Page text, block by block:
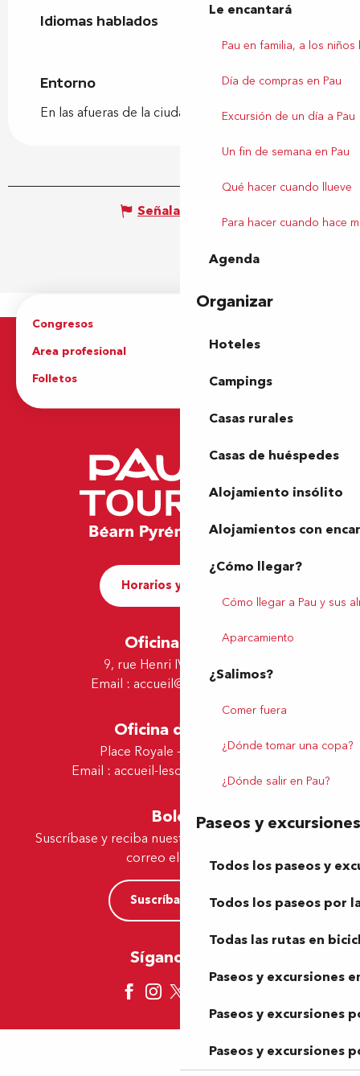
Le encantará
Pau en familia, a los niños
Día de compras en Pau
Excursión de un día a Pau
Un fin de semana en Pau
Qué hacer cuando llueve
Para hacer cuando hace
Agenda
Organizar
Hoteles
Campings
Casas rurales
Casas de huéspedes
Alojamiento insólito
Alojamientos con
¿Cómo llegar?
Cómo llegar a Pau y sus
Aparcamiento
¿Salimos?
Comer fuera
¿Dónde tomar una copa?
¿Dónde salir en Pau?
Paseos y excursiones
Todos los paseos y
Todos los paseos por
Todas las rutas en
Paseos y excursiones
Paseos y excursiones
Paseos y excursiones
Idiomas hablados
Idiomas hablados
Entorno
Entorno
En las afueras de la ciudad
Señalar un error
Congresos
Area profesional
Prensa
Folletos
Oficina de Turismo
Horarios y contacto
Oficina de Pau
9, rue Henri IV - 64000 Pau
Email : accueil@tourismepau.fr
Oficina de Lescar
Place Royale - 64230 Lescar
Email : accueil-lescar@tourismepau.fr
Boletín
Suscríbase y reciba nuestras ofertas y noticias por
correo electrónico
Suscríbase ahora
Síganos aquí